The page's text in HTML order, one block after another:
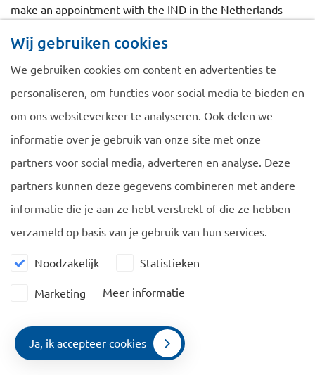
Menu
make an appointment with the IND in the Netherlands
Navigatie
EU Blue Card
Familieleden
Vergelijking
Nieuws
Contact
Algemeen
Cookie policy
Privacy policy
De Ruijterkade 112, 1011 AB Amsterdam
Openen in Google Maps
Wij gebruiken cookies
We gebruiken cookies om content en advertenties te
personaliseren, om functies voor social media te bieden en
om ons websiteverkeer te analyseren. Ook delen we
informatie over je gebruik van onze site met onze
partners voor social media, adverteren en analyse. Deze
partners kunnen deze gegevens combineren met andere
informatie die je aan ze hebt verstrekt of die ze hebben
verzameld op basis van je gebruik van hun services.
Noodzakelijk Statistieken
Marketing Meer informatie
Ja, ik accepteer cookies